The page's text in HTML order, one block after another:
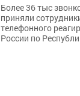
Более 36 тыс
приняли
телефонного
России по